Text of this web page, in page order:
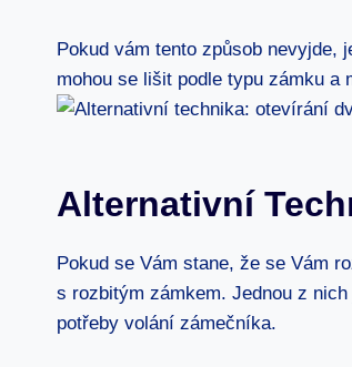
Pokud vám tento způsob nevyjde,
mohou se lišit podle typu zámku a
Alternativní
Pokud se Vám stane, že se Vám
s rozbitým zámkem. Jednou z
potřeby volání zámečníka.